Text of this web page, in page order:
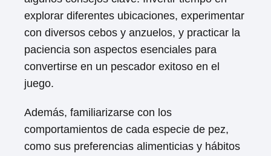
explorar diferentes ubicaciones, experimentar
con diversos cebos y anzuelos, y practicar la
paciencia son aspectos esenciales para
convertirse en un pescador exitoso en el
juego.
Además, familiarizarse con los
comportamientos de cada especie de pez,
como sus preferencias alimenticias y hábitos